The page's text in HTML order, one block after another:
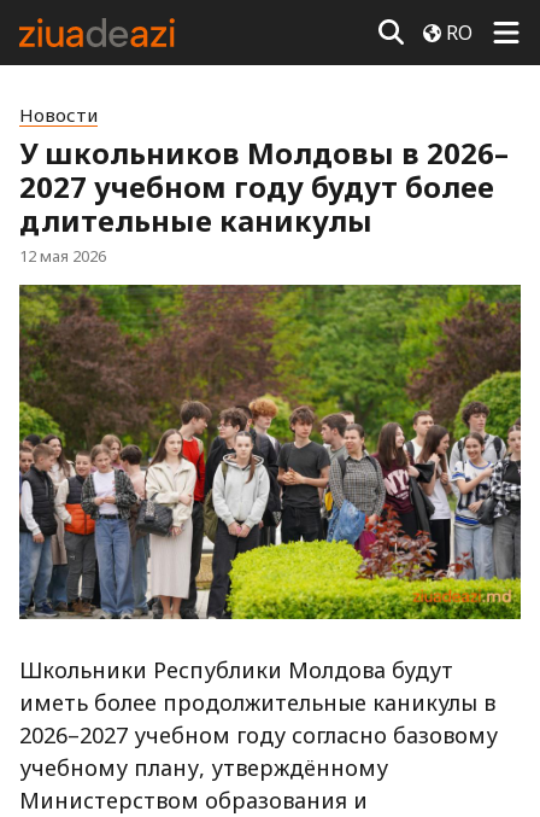
RO
Новости
У школьников Молдовы в 2026–
2027 учебном году будут более
длительные каникулы
12 мая 2026
Школьники Республики Молдова будут
иметь более продолжительные каникулы в
2026–2027 учебном году согласно базовому
учебному плану, утверждённому
Министерством образования и